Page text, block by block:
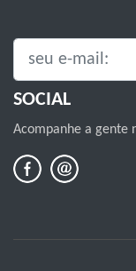
SEU E-MAIL:
SOCIAL
Acompanhe a gente